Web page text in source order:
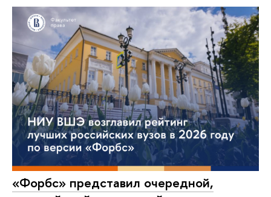
«Форбс» представил очередной,